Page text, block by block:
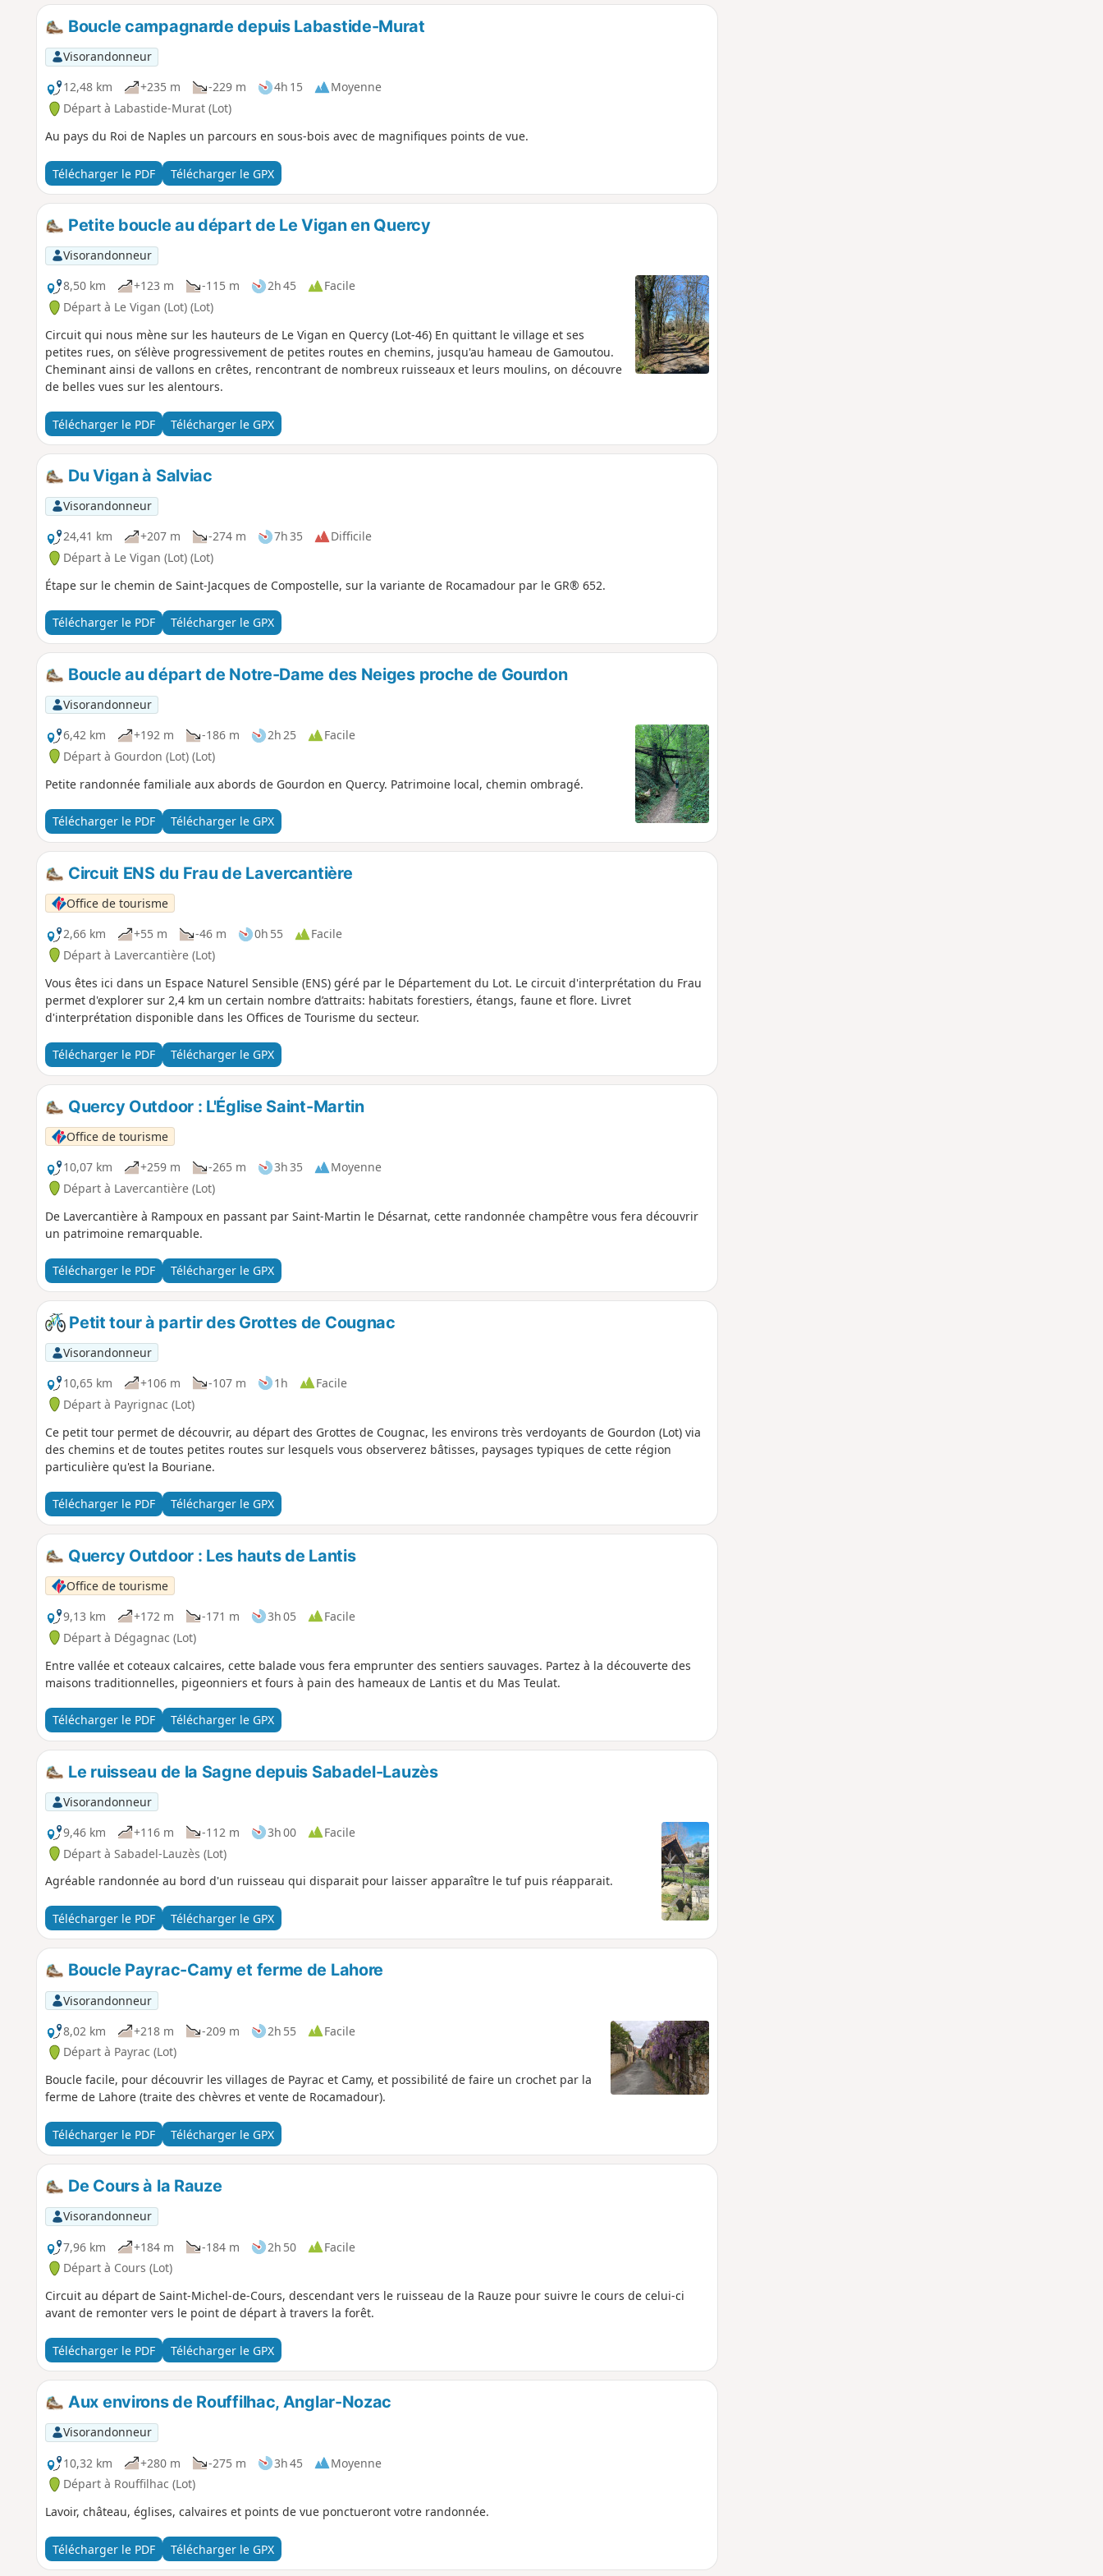
Boucle campagnarde depuis Labastide-Murat
Visorandonneur
12,48 km
+235 m -229 m 4h 15
Moyenne
Départ à Labastide-Murat (Lot)
Au pays du Roi de Naples un parcours en sous-bois avec de magnifiques points de vue.
Télécharger le PDF Télécharger le GPX
Petite boucle au départ de Le Vigan en Quercy
Visorandonneur
8,50 km
+123 m -115 m 2h 45
Facile
Départ à Le Vigan (Lot) (Lot)
Circuit qui nous mène sur les hauteurs de Le Vigan en Quercy (Lot-46) En quittant le village et ses
petites rues, on s’élève progressivement de petites routes en chemins, jusqu'au hameau de Gamoutou.
Cheminant ainsi de vallons en crêtes, rencontrant de nombreux ruisseaux et leurs moulins, on découvre
de belles vues sur les alentours.
Télécharger le PDF Télécharger le GPX
Du Vigan à Salviac
Visorandonneur
24,41 km
+207 m -274 m 7h 35
Difficile
Départ à Le Vigan (Lot) (Lot)
Étape sur le chemin de Saint-Jacques de Compostelle, sur la variante de Rocamadour par le GR® 652.
Télécharger le PDF Télécharger le GPX
Boucle au départ de Notre-Dame des Neiges proche de Gourdon
Visorandonneur
6,42 km
+192 m -186 m 2h 25
Facile
Départ à Gourdon (Lot) (Lot)
Petite randonnée familiale aux abords de Gourdon en Quercy. Patrimoine local, chemin ombragé.
Télécharger le PDF Télécharger le GPX
Circuit ENS du Frau de Lavercantière
Office de tourisme
2,66 km
+55 m -46 m 0h 55
Facile
Départ à Lavercantière (Lot)
Vous êtes ici dans un Espace Naturel Sensible (ENS) géré par le Département du Lot. Le circuit d'interprétation du Frau
permet d'explorer sur 2,4 km un certain nombre d’attraits: habitats forestiers, étangs, faune et flore. Livret
d'interprétation disponible dans les Offices de Tourisme du secteur.
Télécharger le PDF Télécharger le GPX
Quercy Outdoor : L'Église Saint-Martin
Office de tourisme
10,07 km
+259 m -265 m 3h 35
Moyenne
Départ à Lavercantière (Lot)
De Lavercantière à Rampoux en passant par Saint-Martin le Désarnat, cette randonnée champêtre vous fera découvrir
un patrimoine remarquable.
Télécharger le PDF Télécharger le GPX
Petit tour à partir des Grottes de Cougnac
Visorandonneur
10,65 km
+106 m -107 m 1h
Facile
Départ à Payrignac (Lot)
Ce petit tour permet de découvrir, au départ des Grottes de Cougnac, les environs très verdoyants de Gourdon (Lot) via
des chemins et de toutes petites routes sur lesquels vous observerez bâtisses, paysages typiques de cette région
particulière qu'est la Bouriane.
Télécharger le PDF Télécharger le GPX
Quercy Outdoor : Les hauts de Lantis
Office de tourisme
9,13 km
+172 m -171 m 3h 05
Facile
Départ à Dégagnac (Lot)
Entre vallée et coteaux calcaires, cette balade vous fera emprunter des sentiers sauvages. Partez à la découverte des
maisons traditionnelles, pigeonniers et fours à pain des hameaux de Lantis et du Mas Teulat.
Télécharger le PDF Télécharger le GPX
Le ruisseau de la Sagne depuis Sabadel-Lauzès
Visorandonneur
9,46 km
+116 m -112 m 3h 00
Facile
Départ à Sabadel-Lauzès (Lot)
Agréable randonnée au bord d'un ruisseau qui disparait pour laisser apparaître le tuf puis réapparait.
Télécharger le PDF Télécharger le GPX
Boucle Payrac-Camy et ferme de Lahore
Visorandonneur
8,02 km
+218 m -209 m 2h 55
Facile
Départ à Payrac (Lot)
Boucle facile, pour découvrir les villages de Payrac et Camy, et possibilité de faire un crochet par la
ferme de Lahore (traite des chèvres et vente de Rocamadour).
Télécharger le PDF Télécharger le GPX
De Cours à la Rauze
Visorandonneur
7,96 km
+184 m -184 m 2h 50
Facile
Départ à Cours (Lot)
Circuit au départ de Saint-Michel-de-Cours, descendant vers le ruisseau de la Rauze pour suivre le cours de celui-ci
avant de remonter vers le point de départ à travers la forêt.
Télécharger le PDF Télécharger le GPX
Aux environs de Rouffilhac, Anglar-Nozac
Visorandonneur
10,32 km
+280 m -275 m 3h 45
Moyenne
Départ à Rouffilhac (Lot)
Lavoir, château, églises, calvaires et points de vue ponctueront votre randonnée.
Télécharger le PDF Télécharger le GPX